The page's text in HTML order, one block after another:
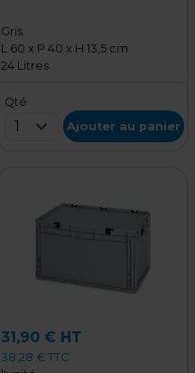
Gris
L 60 x P 40 x H 13,5 cm
24 Litres
Qté
1 Ajouter au panier
31,90 € HT
38,28 € TTC